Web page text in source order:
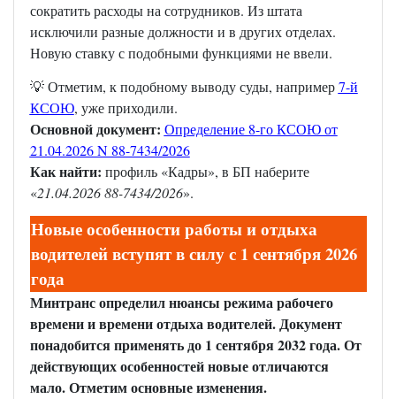
сократить расходы на сотрудников. Из штата
исключили разные должности и в других отделах.
Новую ставку с подобными функциями не ввели.
💡 Отметим, к подобному выводу суды, например7-й
КСОЮ, уже приходили.
Основной документ: Определение 8-го КСОЮ от
21.04.2026 N 88-7434/2026
Как найти: профиль «Кадры», в БП наберите
«21.04.2026 88-7434/2026».
Новые особенности работы и отдыха
водителей вступят в силу с 1 сентября 2026
года
Минтранс определил нюансы режима рабочего
времени и времени отдыха водителей. Документ
понадобится применять до 1 сентября 2032 года. От
действующих особенностей новые отличаются
мало. Отметим основные изменения.